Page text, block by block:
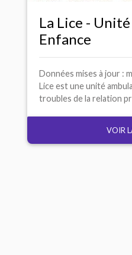
La Lice -
Enfance
Données mises à jour :
Lice est une unité
troubles de la relation
VOIR